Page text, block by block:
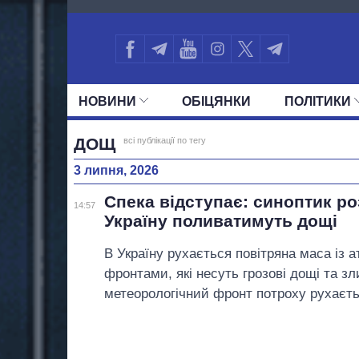
1733
НОВИНИ ОБIЦЯНКИ ПОЛIТИКИ
УСІ ПОЛІТИКИ
ДОЩ всі публікації по тегу
3 липня, 2026
14:57
Спека відступає: синоптик
Україну поливатимуть дощі
В Україну рухається повітряна маса із
фронтами, які несуть грозові дощі та
метеорологічний фронт потроху